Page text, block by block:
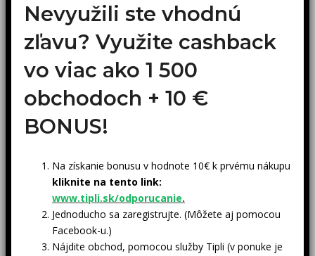
Nevyužili ste vhodnú
zľavu? Využite cashback
vo viac ako 1 500
obchodoch + 10 €
BONUS!
Na získanie bonusu v hodnote 10€ k prvému nákupu
kliknite na tento link:
www.tipli.sk/odporucanie.
Jednoducho sa zaregistrujte. (Môžete aj pomocou
Facebook-u.)
Nájdite obchod, pomocou služby Tipli (v ponuke je